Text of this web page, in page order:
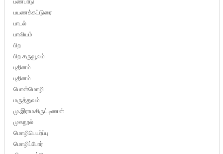
பயணக்கட்டுரை
பாடல்
பாவியம்
பிற
பிற கருவூலம்
புதினம்
புதினம்
பொன்மொழி
மருத்துவம்
மு.இராமகிருட்டிணன்
முகநூல்
மொழிபெயர்ப்பு
மொழிப்போர்